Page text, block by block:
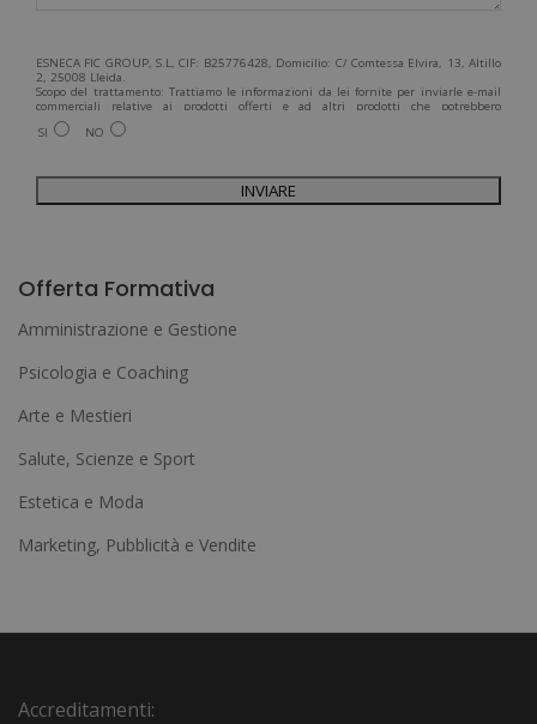
ESNECA FIC GROUP, S.L, CIF: B25776428, Domicilio: C/ Comtessa Elvira, 13, Altillo
2, 25008 Lleida.
Scopo del trattamento: Trattiamo le informazioni da lei fornite per inviarle e-mail
commerciali relative ai prodotti offerti e ad altri prodotti che potrebbero
interessarla. Legittimazione del trattamento: Consenso dell'interessato. Diritti:
Può esercitare i suoi diritti identificandosi sufficientemente e contattandoci
ricevere informazioni commerciali (per telefono e/o via e-mail):
SI NO
l
r
n
a
v
Offerta Formativa
Amministrazione e Gestione
Psicologia e Coaching
Arte e Mestieri
Salute, Scienze e Sport
Estetica e Moda
Marketing, Pubblicità e Vendite
Accreditamenti: